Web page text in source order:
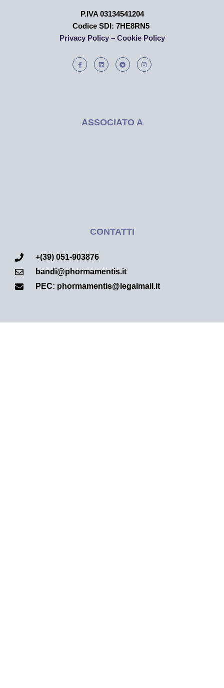
P.IVA 03134541204
Codice SDI: 7HE8RN5
Privacy Policy – Cookie Policy
CONTATTI
+(39) 051-903876
bandi@phormamentis.it
PEC: phormamentis@legalmail.it
ASSOCIATO A